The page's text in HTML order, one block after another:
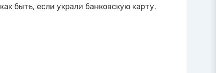
как быть, если украли банковскую карту.